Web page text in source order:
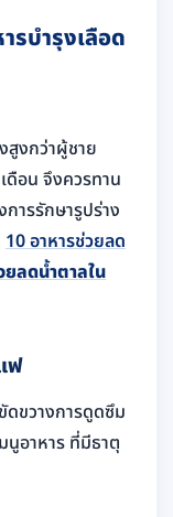
รบำรุงเลือด
งกว่าผู้ชาย
ดือน จึงควรทาน
ารรักษารูปร่าง
10 อาหารช่วยลด
ยลดน้ำตาลใน
ฟ
ดขวางการดูดซึม
นูอาหาร ที่มีธาตุ